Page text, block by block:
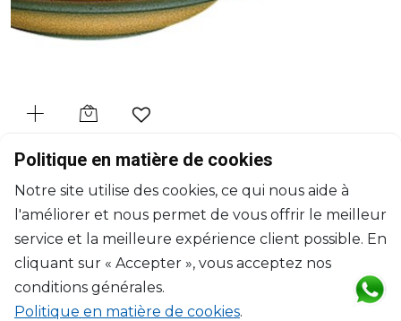
BERNARDAUD
Les anges
H: 7.5cm, D: 11.3cm
$102
Politique en matière de cookies
Notre site utilise des cookies, ce qui nous aide à
l'améliorer et nous permet de vous offrir le meilleur
service et la meilleure expérience client possible. En
cliquant sur « Accepter », vous acceptez nos
conditions générales.
Politique en matière de cookies.